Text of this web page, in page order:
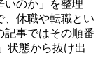
いのか」を整理
、休職や転職とい
記事ではその順番
状態から抜け出